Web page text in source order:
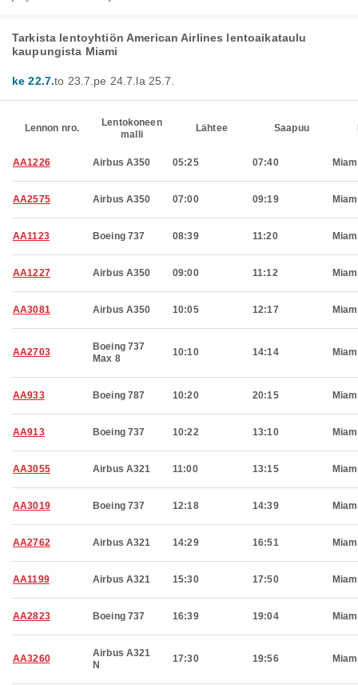
Tarkista lentoyhtiön American Airlines lentoaikataulu
kaupungista Miami
ke 22.7.to 23.7. pe 24.7. la 25.7.
Lennon nro.
Lentokoneen
malli
Lähtee Saapuu
AA1226 Airbus A350 05:25 07:40
AA2575 Airbus A350 07:00 09:19
AA1123 Boeing 737 08:39 11:20
AA1227 Airbus A350 09:00 11:12
AA3081 Airbus A350 10:05 12:17
AA2703
Boeing 737
Max 8
10:10 14:14
AA933 Boeing 787 10:20 20:15
AA913 Boeing 737 10:22 13:10
AA3055 Airbus A321 11:00 13:15
AA3019 Boeing 737 12:18 14:39
AA2762 Airbus A321 14:29 16:51
AA1199 Airbus A321 15:30 17:50
AA2823 Boeing 737 16:39 19:04
AA3260
Airbus A321
N
17:30 19:56